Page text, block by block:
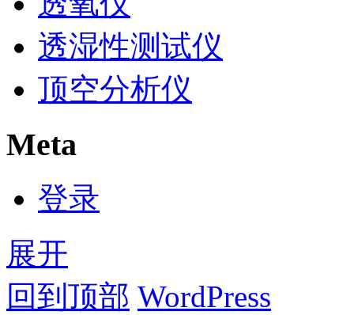
透湿性测试仪
顶空分析仪
Meta
登录
展开
回到顶部 WordPress